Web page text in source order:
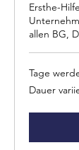
Ersthe-
allen BG,
Tage
Dauer